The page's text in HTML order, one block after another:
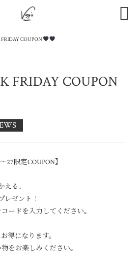

COUPON
FRIDAY COUPON
27限定COUPON】
える、
レゼント！
ードを入力してください。
得になります。
をお楽しみください。